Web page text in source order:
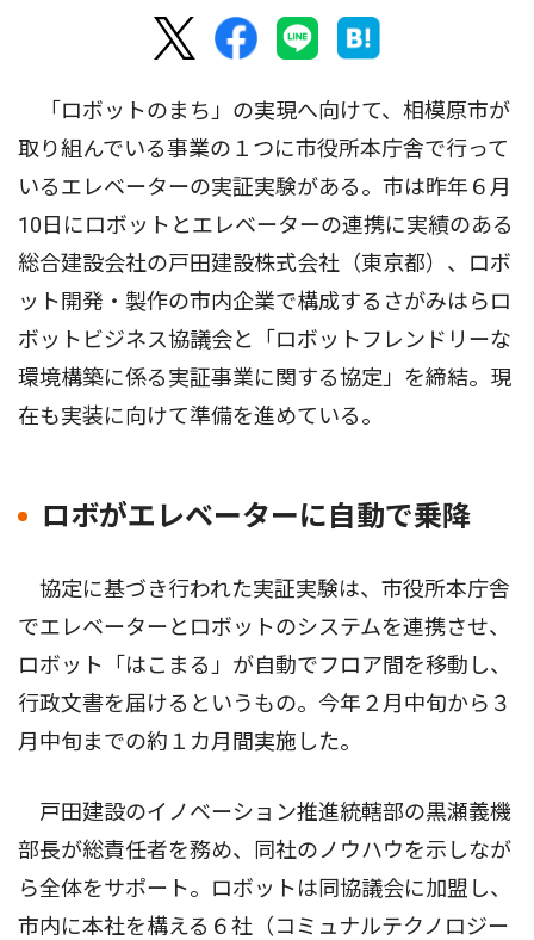
「ロボットのまち」の実現へ向けて、相模原市が
取り組んでいる事業の１つに市役所本庁舎で行って
いるエレベーターの実証実験がある。市は昨年６月
10日にロボットとエレベーターの連携に実績のある
総合建設会社の戸田建設株式会社（東京都）、ロボ
ット開発・製作の市内企業で構成するさがみはらロ
ボットビジネス協議会と「ロボットフレンドリーな
環境構築に係る実証事業に関する協定」を締結。現
在も実装に向けて準備を進めている。
ロボがエレベーターに自動で乗降
協定に基づき行われた実証実験は、市役所本庁舎
でエレベーターとロボットのシステムを連携させ、
ロボット「はこまる」が自動でフロア間を移動し、
行政文書を届けるというもの。今年２月中旬から３
月中旬までの約１カ月間実施した。
戸田建設のイノベーション推進統轄部の黒瀬義機
部長が総責任者を務め、同社のノウハウを示しなが
ら全体をサポート。ロボットは同協議会に加盟し、
市内に本社を構える６社（コミュナルテクノロジー